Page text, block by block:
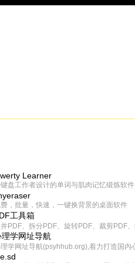
Learner
盘工作者设计的单词与肌肉记忆锻炼软件
，批量，快速，一键换背景的桌面软件
工具箱
理学网址导航